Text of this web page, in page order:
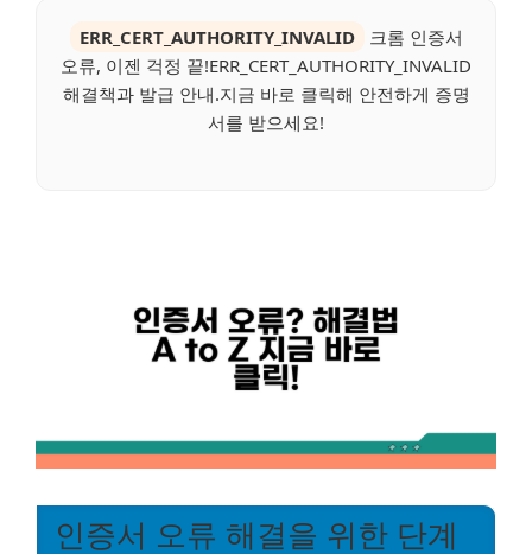
ERR_CERT_AUTHORITY_INVALID
크롬 인증서
오류, 이젠 걱정 끝!ERR_CERT_AUTHORITY_INVALID
해결책과 발급 안내.지금 바로 클릭해 안전하게 증명
서를 받으세요!
인증서 오류 해결을 위한 단계